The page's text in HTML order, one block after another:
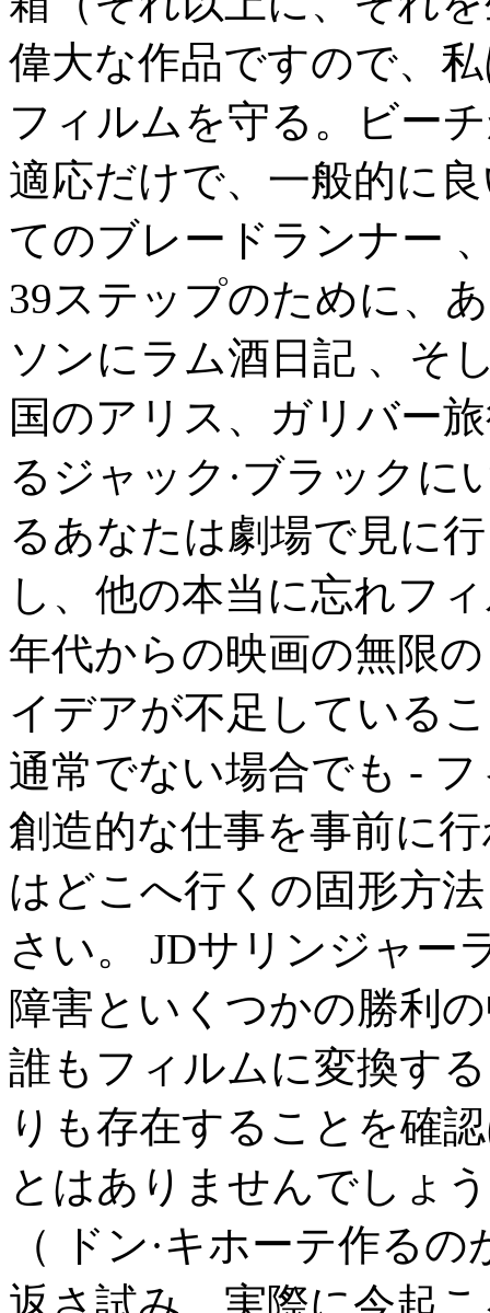
偉大な作品ですので、
フィルムを守る。ビー
適応だけで、一般的に
てのブレードランナー
39ステップのために、
ソンにラム酒日記 、そ
国のアリス、ガリバー
るジャック·ブラックに
るあなたは劇場で見に
し、他の本当に忘れフ
年代からの映画の無限
イデアが不足している
通常でない場合でも -
創造的な仕事を事前に
はどこへ行くの固形方
さい。 JDサリンジャー
障害といくつかの勝利
誰もフィルムに変換す
りも存在することを確
とはありませんでしょ
（ ドン·キホーテ作る
返さ試み、実際に今起